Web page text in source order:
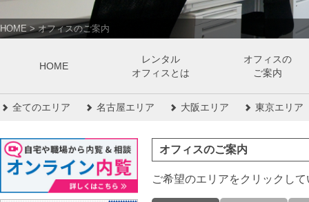
HOME>オフィスのご案内
HOME
レンタル
オフィスとは
オフィスの
ご案内
全てのエリア 名古屋エリア 大阪エリア 東京エリア
オフィスのご案内
ご希望のエリアをクリックし